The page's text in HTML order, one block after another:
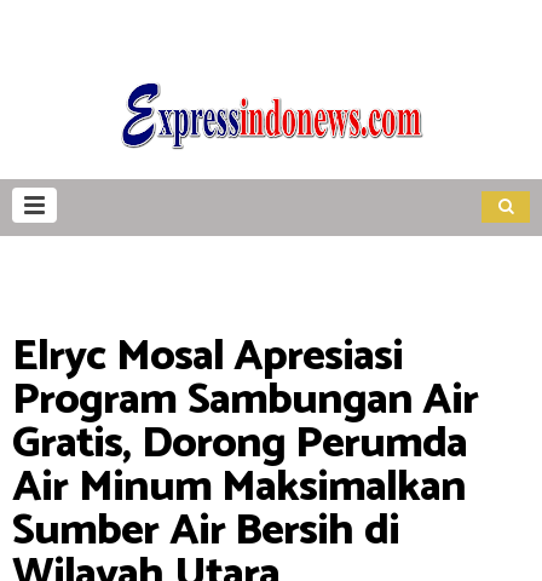
Elryc Mosal Apresiasi
Program Sambungan Air
Gratis, Dorong Perumda
Air Minum Maksimalkan
Sumber Air Bersih di